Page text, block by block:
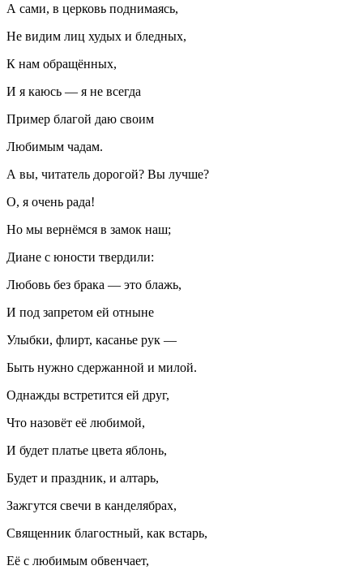
А сами, в церковь поднимаясь,
Не видим лиц худых и бледных,
К нам обращённых,
И я каюсь — я не всегда
Пример благой даю своим
Любимым чадам.
А вы, читатель дорогой? Вы лучше?
О, я очень рада!
Но мы вернёмся в замок наш;
Диане с юности твердили:
Любовь без брака — это блажь,
И под запретом ей отныне
Улыбки, флирт, касанье рук —
Быть нужно сдержанной и милой.
Однажды встретится ей друг,
Что назовёт её любимой,
И будет платье цвета яблонь,
Будет и праздник, и алтарь,
Зажгутся свечи в канделябрах,
Священник благостный, как встарь,
Её с любимым обвенчает,